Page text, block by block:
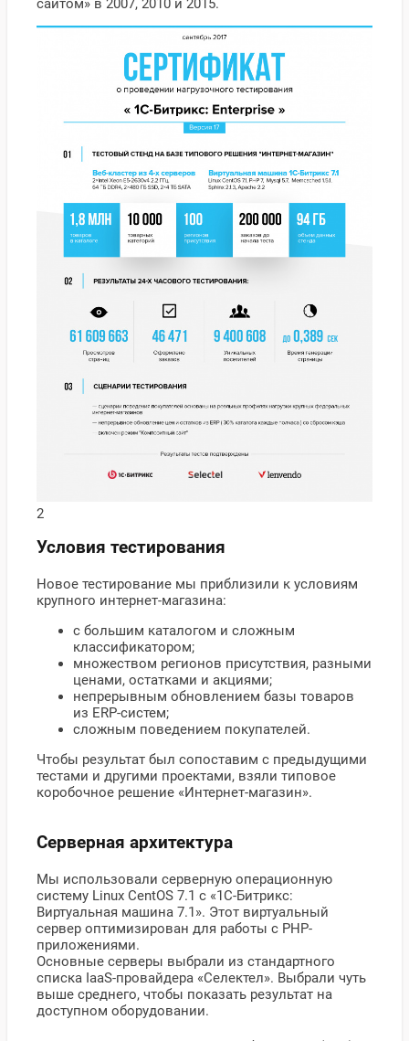
сайтом» в 2007, 2010 и 2015.
2
Условия тестирования
Новое тестирование мы приблизили к условиям
крупного интернет-магазина:
с большим каталогом и сложным
классификатором;
множеством регионов присутствия, разными
ценами, остатками и акциями;
непрерывным обновлением базы товаров
из ERP-систем;
сложным поведением покупателей.
Чтобы результат был сопоставим с предыдущими
тестами и другими проектами, взяли типовое
коробочное решение «Интернет-магазин».
Серверная архитектура
Мы использовали серверную операционную
систему Linux CentOS 7.1 с «1С-Битрикс:
Виртуальная машина 7.1». Этот виртуальный
сервер оптимизирован для работы с PHP-
приложениями.
Основные серверы выбрали из стандартного
списка IaaS-провайдера «Селектел». Выбрали чуть
выше среднего, чтобы показать результат на
доступном оборудовании.